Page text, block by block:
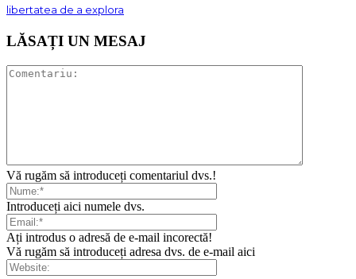
libertatea de a explora
LĂSAȚI UN MESAJ
Vă rugăm să introduceți comentariul dvs.!
Introduceți aici numele dvs.
Ați introdus o adresă de e-mail incorectă!
Vă rugăm să introduceți adresa dvs. de e-mail aici